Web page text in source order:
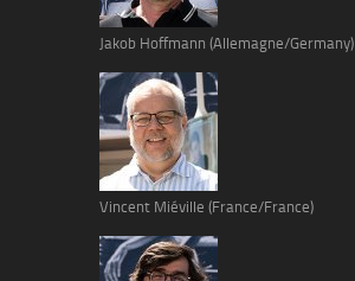
Jakob Hoffmann (Allemagne/Germany)
Vincent Miéville (France/France)